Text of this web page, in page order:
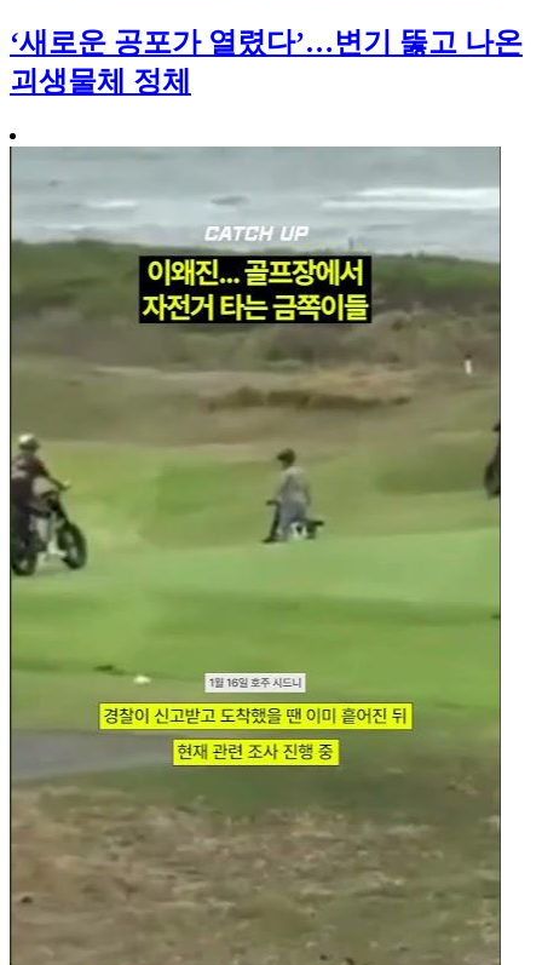
‘새로운 공포가 열렸다’…변기 뚫고 나온
괴생물체 정체